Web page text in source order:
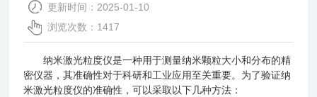
更新时间：2025-01-10
浏览次数：1417
纳米激光粒度仪是一种用于测量纳米颗粒大小和分布的精
密仪器，其准确性对于科研和工业应用至关重要。为了验证纳
米激光粒度仪的准确性，可以采取以下几种方法：